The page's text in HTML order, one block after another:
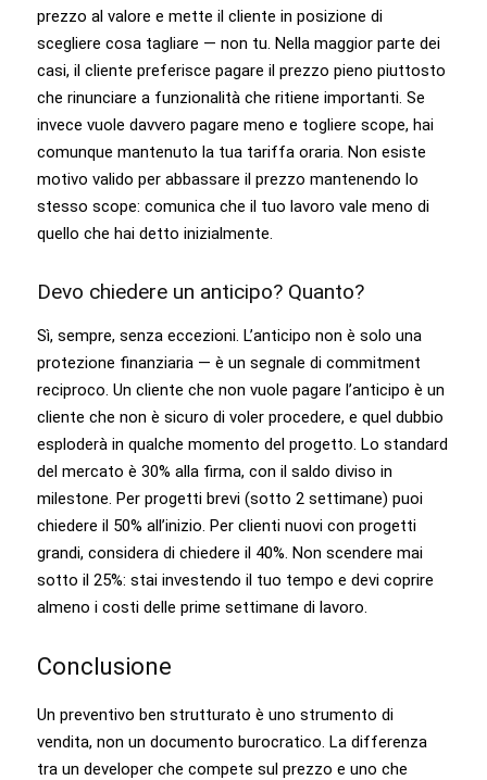
prezzo al valore e mette il cliente in posizione di
scegliere cosa tagliare — non tu. Nella maggior parte dei
casi, il cliente preferisce pagare il prezzo pieno piuttosto
che rinunciare a funzionalità che ritiene importanti. Se
invece vuole davvero pagare meno e togliere scope, hai
comunque mantenuto la tua tariffa oraria. Non esiste
motivo valido per abbassare il prezzo mantenendo lo
stesso scope: comunica che il tuo lavoro vale meno di
quello che hai detto inizialmente.
Devo chiedere un anticipo? Quanto?
Sì, sempre, senza eccezioni. L’anticipo non è solo una
protezione finanziaria — è un segnale di commitment
reciproco. Un cliente che non vuole pagare l’anticipo è un
cliente che non è sicuro di voler procedere, e quel dubbio
esploderà in qualche momento del progetto. Lo standard
del mercato è 30% alla firma, con il saldo diviso in
milestone. Per progetti brevi (sotto 2 settimane) puoi
chiedere il 50% all’inizio. Per clienti nuovi con progetti
grandi, considera di chiedere il 40%. Non scendere mai
sotto il 25%: stai investendo il tuo tempo e devi coprire
almeno i costi delle prime settimane di lavoro.
Conclusione
Un preventivo ben strutturato è uno strumento di
vendita, non un documento burocratico. La differenza
tra un developer che compete sul prezzo e uno che